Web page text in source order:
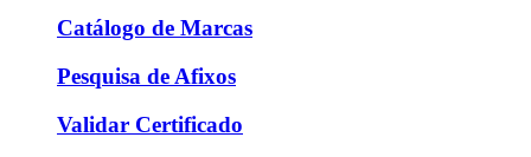
Catálogo de Marcas
Pesquisa de Afixos
Validar Certificado